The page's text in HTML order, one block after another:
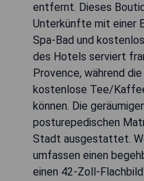
entfernt. Dieses
Unterkünfte mit einer
Spa-Bad und
des Hotels serviert
Provence, während
kostenlose Tee/
können. Die
posturepedischen
Stadt ausgestattet.
umfassen einen
einen 42-Zoll-